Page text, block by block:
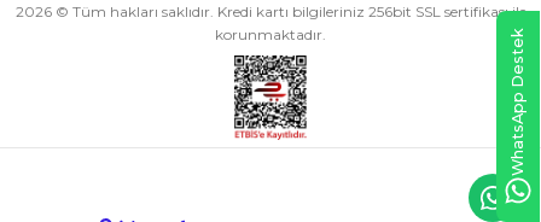
2026 © Tüm hakları saklıdır. Kredi kartı bilgileriniz 256bit SSL sertifikası ile
korunmaktadır.
WhatsApp Destek